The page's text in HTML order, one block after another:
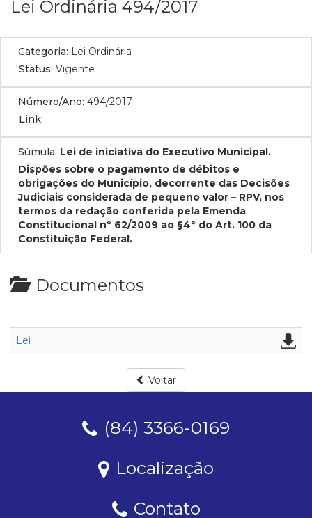
Lei Ordinária 494/2017
Categoria: Lei Ordinária
Status: Vigente
Número/Ano: 494/2017
Link:
Súmula: Lei de iniciativa do Executivo Municipal.
Dispões sobre o pagamento de débitos e
obrigações do Município, decorrente das Decisões
Judiciais considerada de pequeno valor – RPV, nos
termos da redação conferida pela Emenda
Constitucional nº 62/2009 ao §4º do Art. 100 da
Constituição Federal.
Documentos
Lei
Voltar
(84) 3366-0169
Localização
Contato